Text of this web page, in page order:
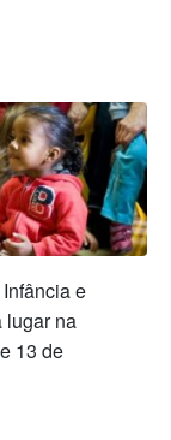
e
lugar na
13 de